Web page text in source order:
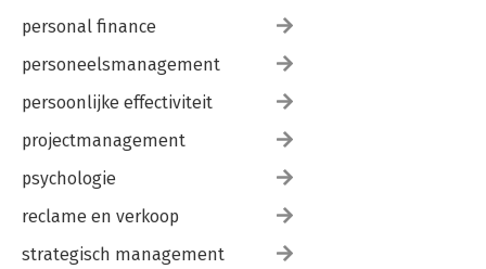
personal finance
personeelsmanagement
persoonlijke effectiviteit
projectmanagement
psychologie
reclame en verkoop
strategisch management